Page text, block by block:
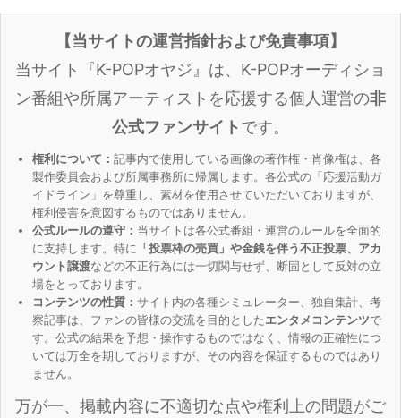
【当サイトの運営指針および免責事項】
当サイト『K-POPオヤジ』は、K-POPオーディショ
ン番組や所属アーティストを応援する個人運営の非
公式ファンサイトです。
権利について： 記事内で使用している画像の著作権・肖像権は、各
製作委員会および所属事務所に帰属します。各公式の「応援活動ガ
イドライン」を尊重し、素材を使用させていただいておりますが、
権利侵害を意図するものではありません。
公式ルールの遵守： 当サイトは各公式番組・運営のルールを全面的
に支持します。特に 「投票枠の売買」や金銭を伴う不正投票、アカ
ウント譲渡などの不正行為には一切関与せず、断固として反対の立
場をとっております。
コンテンツの性質： サイト内の各種シミュレーター、独自集計、考
察記事は、ファンの皆様の交流を目的とした エンタメコンテンツで
す。公式の結果を予想・操作するものではなく、情報の正確性につ
いては万全を期しておりますが、その内容を保証するものではあり
ません。
万が一、掲載内容に不適切な点や権利上の問題がご